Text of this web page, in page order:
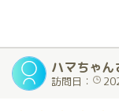
そして鈴さんは120
く甘えたい性格なの
が早く、本当に最高
んの対応力のおか
雰囲気づくりも最高
肝心のプレイの方は
やられちゃいます。
ハマちゃん
訪問日：